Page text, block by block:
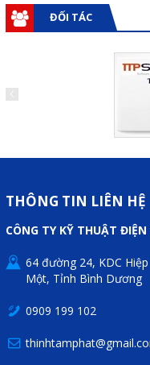
ĐỐI TÁC
THÔNG TIN LIÊN HỆ
CÔNG TY KỸ THUẬT
64 đường 24, KDC
Một, Tỉnh Bình Dương
0909 199 102
Motor Servo / Driver
Cáp lập trình PLC -
sát
Thiết bị cảnh báo
Thiết bị đo lường -
Bộ điều khiển nhiệt độ
Bộ đếm - Bộ hẹn giờ
Đồng hồ đo đa năng